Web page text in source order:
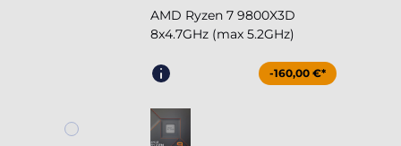
AMD Ryzen 7 9800X3D
8x4.7GHz (max 5.2GHz)
-160,00 €*